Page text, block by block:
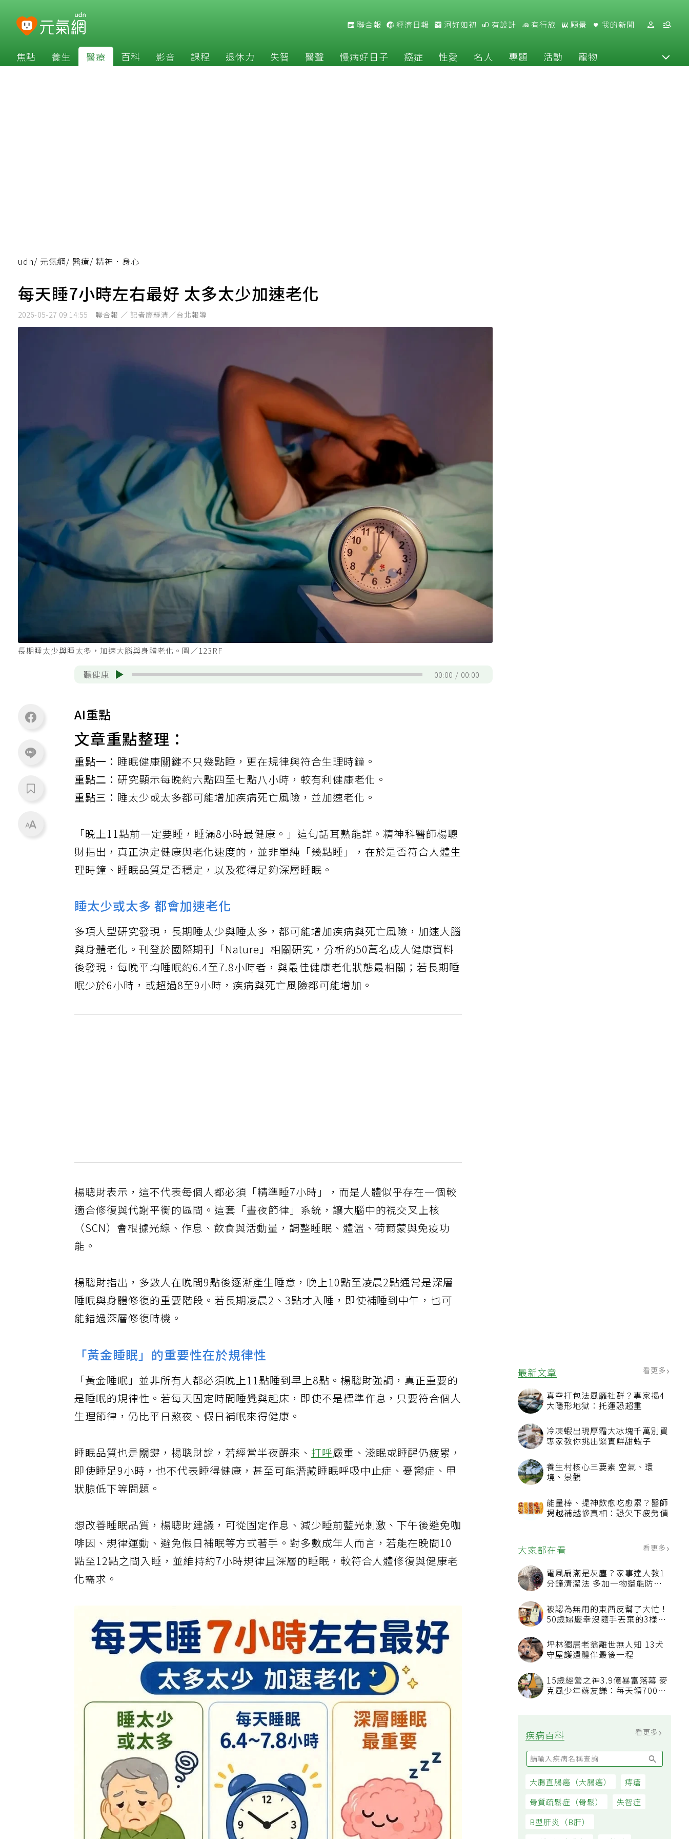
聯合報 經濟日報 河好如初 有設計 有行旅 願景 我的新聞
焦點 養生 醫療 百科 影音 課程 退休力 失智 醫聲 慢病好日子 癌症 性愛 名人 專題 活動 寵物
最新文章 看更多
真空打包法風靡社群？專家揭4
大隱形地獄：托運恐超重
冷凍蝦出現厚霜大冰塊千萬別買
專家教你挑出緊實鮮甜蝦子
養生村核心三要素 空氣、環
境、景觀
能量棒、提神飲愈吃愈累？醫師
揭越補越慘真相：恐欠下疲勞債
大家都在看
電風扇滿是灰塵？家事達人教1
被認為無用的東西反幫了大忙！
50歲婦慶幸沒隨手丟棄的3樣物
品
坪林獨居老翁離世無人知 13犬
15歲經營之神3.9億暴富落幕 麥
疾病百科
udn/ 元氣網/ 醫療/ 精神．身心
每天睡7小時左右最好 太多太少加速老化
2026-05-27 09:14:55 聯合報 ／ 記者廖靜清／台北報導
長期睡太少與睡太多，加速大腦與身體老化。圖／123RF
聽健康 00:00 00:00
AI重點
文章重點整理：
重點一： 睡眠健康關鍵不只幾點睡，更在規律與符合生理時鐘。
重點二： 研究顯示每晚約六點四至七點八小時，較有利健康老化。
重點三： 睡太少或太多都可能增加疾病死亡風險，並加速老化。
「晚上11點前一定要睡，睡滿8小時最健康。」這句話耳熟能詳。精神科醫師楊聰
財指出，真正決定健康與老化速度的，並非單純「幾點睡」，在於是否符合人體生
理時鐘、睡眠品質是否穩定，以及獲得足夠深層睡眠。
睡太少或太多 都會加速老化
多項大型研究發現，長期睡太少與睡太多，都可能增加疾病與死亡風險，加速大腦
與身體老化。刊登於國際期刊「Nature」相關研究，分析約50萬名成人健康資料
後發現，每晚平均睡眠約6.4至7.8小時者，與最佳健康老化狀態最相關；若長期睡
眠少於6小時，或超過8至9小時，疾病與死亡風險都可能增加。
楊聰財表示，這不代表每個人都必須「精準睡7小時」，而是人體似乎存在一個較
適合修復與代謝平衡的區間。這套「晝夜節律」系統，讓大腦中的視交叉上核
（SCN）會根據光線、作息、飲食與活動量，調整睡眠、體溫、荷爾蒙與免疫功
能。
楊聰財指出，多數人在晚間9點後逐漸產生睡意，晚上10點至凌晨2點通常是深層
睡眠與身體修復的重要階段。若長期凌晨2、3點才入睡，即使補睡到中午，也可
能錯過深層修復時機。
「黃金睡眠」的重要性在於規律性
「黃金睡眠」並非所有人都必須晚上11點睡到早上8點。楊聰財強調，真正重要的
是睡眠的規律性。若每天固定時間睡覺與起床，即使不是標準作息，只要符合個人
生理節律，仍比平日熬夜、假日補眠來得健康。
睡眠品質也是關鍵，楊聰財說，若經常半夜醒來、打呼嚴重、淺眠或睡醒仍疲累，
即使睡足9小時，也不代表睡得健康，甚至可能潛藏睡眠呼吸中止症、憂鬱症、甲
狀腺低下等問題。
想改善睡眠品質，楊聰財建議，可從固定作息、減少睡前藍光刺激、下午後避免咖
啡因、規律運動、避免假日補眠等方式著手。對多數成年人而言，若能在晚間10
點至12點之間入睡，並維持約7小時規律且深層的睡眠，較符合人體修復與健康老
化需求。